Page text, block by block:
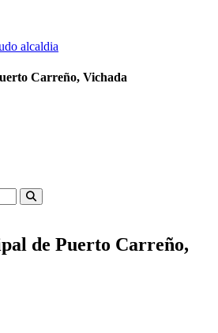
Carreño, Vichada
de Puerto Carreño,